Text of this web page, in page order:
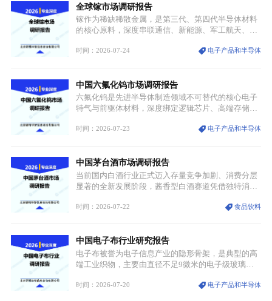
重要载体。同时，行业标准落地、生产技术升级、原
创设计能力提升，进一步夯实产业发展根基，吸引传
统服饰品牌、文旅企业等跨界入局，市场活力持续释
全球镓市场调研报告
镓作为稀缺稀散金属，是第三代、第四代半导体材料
的核心原料，深度串联通信、新能源、军工航天、光
与大国科技博弈的关键战略资源。镓并非传统大宗金
领域渗透”的战略体系，成为全球科技产业运转的刚
需资源。
时间：2026-07-24 电子产品和半导体
中国六氟化钨市场调研报告
六氟化钨是先进半导体制造领域不可替代的核心电子
特气与前驱体材料，深度绑定逻辑芯片、高端存储芯
沉积（CVD）、原子层沉积（ALD）工艺专用前驱体
密制造流程。
时间：2026-07-23 电子产品和半导体
中国茅台酒市场调研报告
当前国内白酒行业正式迈入存量竞争加剧、消费分层
显著的全新发展阶段，酱香型白酒赛道凭借独特消费
道。贵州茅台凭借独一无二的核心产区壁垒、刚性产
业。
时间：2026-07-22 食品饮料
中国电子布行业研究报告
电子布被誉为电子信息产业的隐形骨架，是典型的高
端工业织物，主要由直径不足9微米的电子级玻璃纤
生产制造过程中不可或缺的核心基材。电子布具备高
时间：2026-07-20 电子产品和半导体